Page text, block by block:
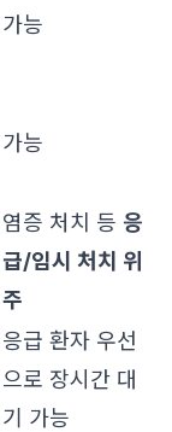
가능
가능
염증 처치 등 응
급/임시 처치 위
주
응급 환자 우선
으로 장시간 대
기 가능